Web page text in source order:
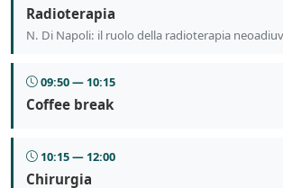
Radioterapia
N. Di Napoli: il ruolo della radioterapia
09:50 — 10:15
Coffee break
10:15 — 12:00
Chirurgia